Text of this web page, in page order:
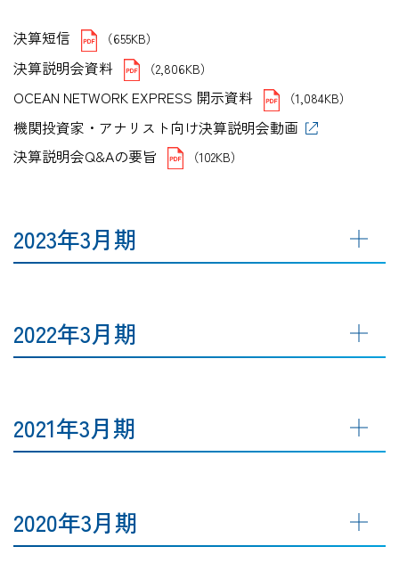
決算短信 （655KB）
決算説明会資料 （2,806KB）
OCEAN NETWORK EXPRESS 開示資料 （1,084KB）
機関投資家・アナリスト向け決算説明会動画
決算説明会Q&Aの要旨
（102KB）
2023年3月期
2022年3月期
2021年3月期
2020年3月期